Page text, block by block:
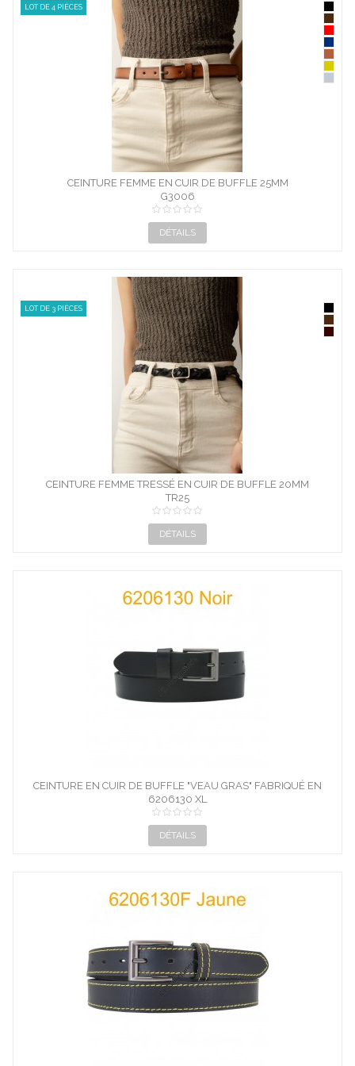
LOT DE 4 PIÈCES
CEINTURE FEMME EN CUIR DE BUFFLE 25MM
G3006
DÉTAILS
LOT DE 3 PIÈCES
CEINTURE FEMME TRESSÉ EN CUIR DE BUFFLE 20MM
TR25
DÉTAILS
CEINTURE EN CUIR DE BUFFLE "VEAU GRAS" FABRIQUÉ EN
FRANCE...
6206130 XL
DÉTAILS